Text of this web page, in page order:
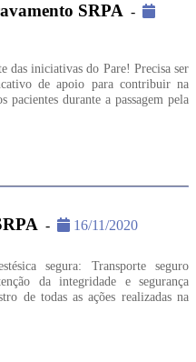
SRPA -
das iniciativas do Pare! Precisa ser
de apoio para contribuir na
pacientes durante a passagem pela
- 16/11/2020
segura: Transporte seguro
da integridade e segurança
de todas as ações realizadas na